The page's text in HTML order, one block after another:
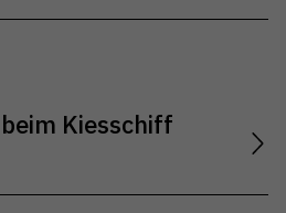
Kiesschiff